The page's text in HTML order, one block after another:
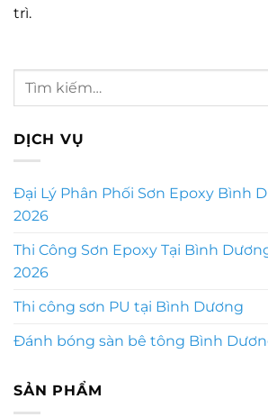
trì.
DỊCH VỤ
Đại Lý Phân Phối Sơn Epoxy Bình
2026
Thi Công Sơn Epoxy Tại Bình
2026
Thi công sơn PU tại Bình Dương
Đánh bóng sàn bê tông Bình
SẢN PHẨM